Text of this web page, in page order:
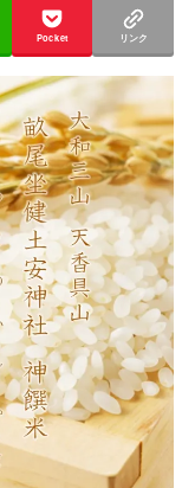
Pocket リンク